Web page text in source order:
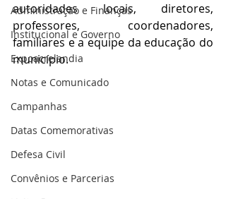
Administração e Finanças
Institucional e Governo
Expoacrelandia
Notas e Comunicado
Campanhas
Datas Comemorativas
Defesa Civil
Convênios e Parcerias
autoridades locais, diretores,
professores, coordenadores,
familiares e a equipe da educação do
município.